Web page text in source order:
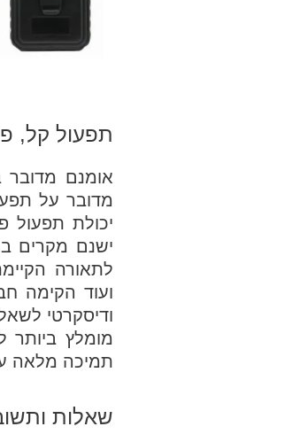
תפעול קל,
אומנם מדובר
מדובר על
יכולת תפעול
ישנם מקרים
לתאורה
ועוד הקימה
ודיסקרטי
מומלץ ביותר
תמיכה מלאה
שאלות